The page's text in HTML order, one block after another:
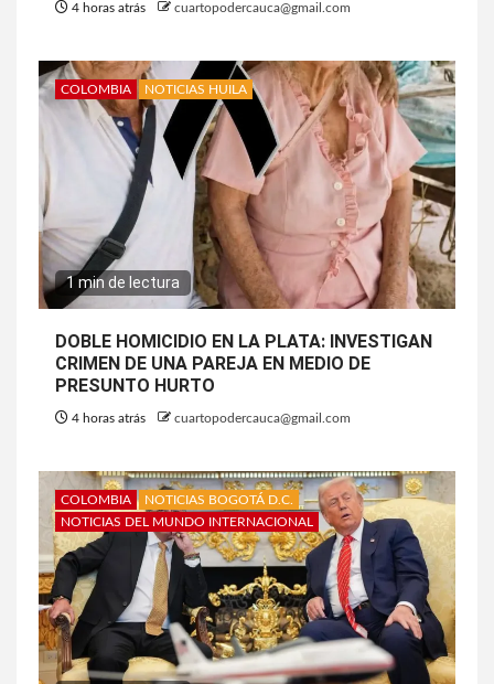
4 horas atrás cuartopodercauca@gmail.com
COLOMBIA NOTICIAS HUILA
1 min de lectura
DOBLE HOMICIDIO EN LA PLATA: INVESTIGAN
CRIMEN DE UNA PAREJA EN MEDIO DE
PRESUNTO HURTO
4 horas atrás cuartopodercauca@gmail.com
COLOMBIA
NOTICIAS BOGOTÁ D.C.
NOTICIAS DEL MUNDO INTERNACIONAL